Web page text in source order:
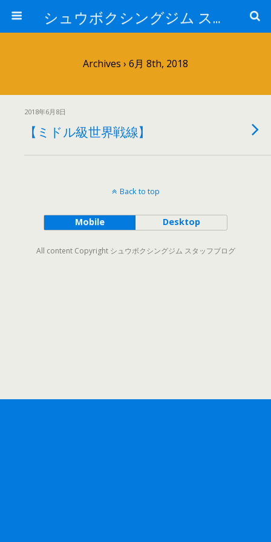
シュウボクシングジム スタッフブログ
Archives › 6月 8th, 2018
2018年6月8日
【ミドル級世界戦線】
Back to top
Mobile Desktop
All content Copyright シュウボクシングジム スタッフブログ